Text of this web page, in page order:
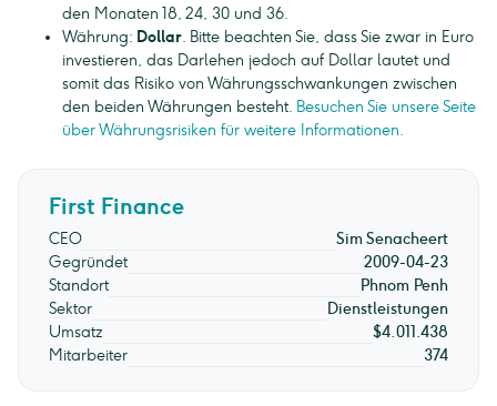
den Monaten 18, 24, 30 und 36.
Währung: Dollar. Bitte beachten Sie, dass Sie zwar in Euro
investieren, das Darlehen jedoch auf Dollar lautet und
somit das Risiko von Währungsschwankungen zwischen
den beiden Währungen besteht. Besuchen Sie unsere Seite
über Währungsrisiken für weitere Informationen.
First Finance
CEO
Sim Senacheert
Gegründet
2009-04-23
Standort
Phnom Penh
Sektor
Dienstleistungen
Umsatz
$4.011.438
Mitarbeiter
374